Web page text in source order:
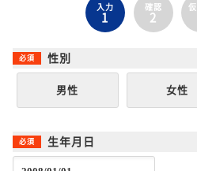
入力
1
確認
2
性別
男性 女性
生年月日